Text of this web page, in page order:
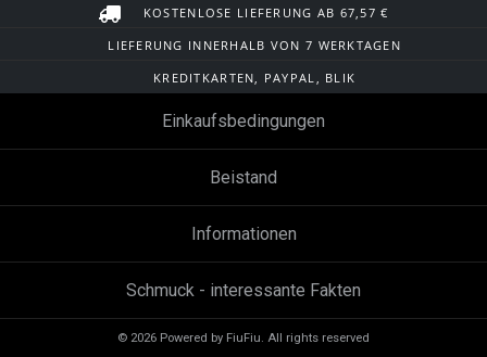
KOSTENLOSE LIEFERUNG AB 67,57 €
LIEFERUNG INNERHALB VON 7 WERKTAGEN
KREDITKARTEN, PAYPAL, BLIK
Einkaufsbedingungen
Beistand
Informationen
Schmuck - interessante Fakten
© 2026 Powered by FiuFiu. All rights reserved